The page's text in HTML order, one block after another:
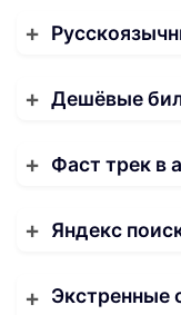
Дешёвые
Фаст трек в
Яндекс
Экстренные